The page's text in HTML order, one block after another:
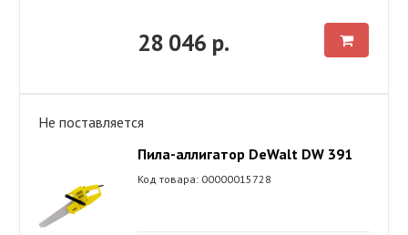
28 046 р.
Не поставляется
Пила-аллигатор DeWalt DW 391
Код товара: 00000015728